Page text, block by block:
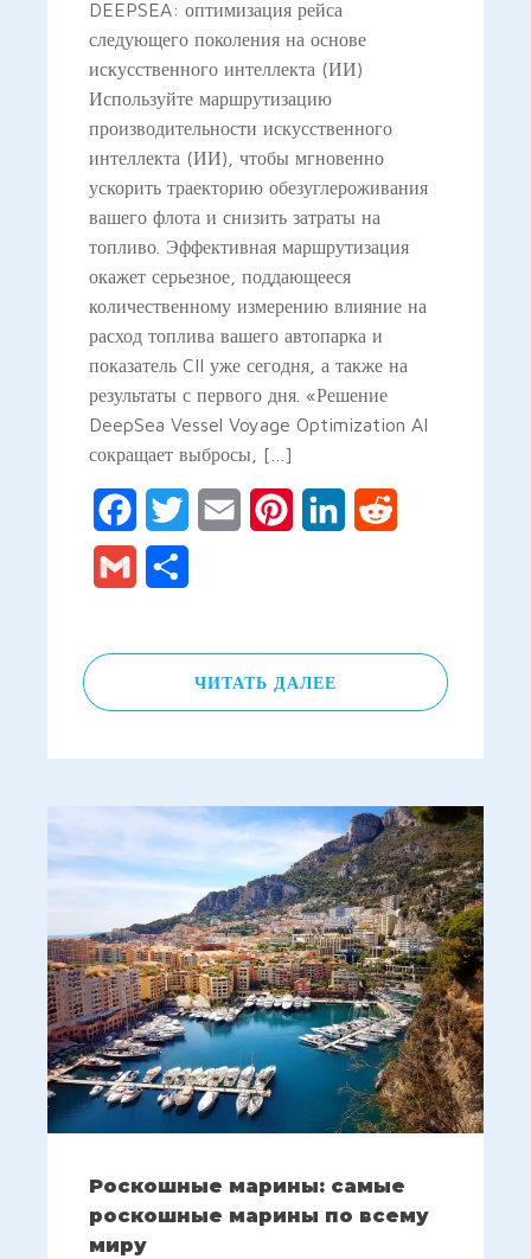
DEEPSEA: оптимизация рейса
следующего поколения на основе
искусственного интеллекта (ИИ)
Используйте маршрутизацию
производительности искусственного
интеллекта (ИИ), чтобы мгновенно
ускорить траекторию обезуглероживания
вашего флота и снизить затраты на
топливо. Эффективная маршрутизация
окажет серьезное, поддающееся
количественному измерению влияние на
расход топлива вашего автопарка и
показатель CII уже сегодня, а также на
результаты с первого дня. «Решение
DeepSea Vessel Voyage Optimization AI
сокращает выбросы, […]
FacebookTwitter Email PinterestLinkedIn
Gmail
ЧИТАТЬ ДАЛЕЕ
Роскошные марины: самые
роскошные марины по всему
миру